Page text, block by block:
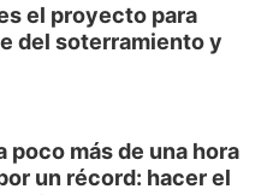
el proyecto para
del soterramiento y
poco más de una hora
un récord: hacer el